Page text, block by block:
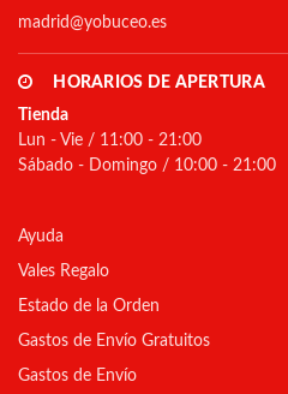
madrid@yobuceo.es
HORARIOS DE APERTURA
Tienda
Lun - Vie / 11:00 - 21:00
Sábado - Domingo / 10:00 - 21:00
Ayuda
Vales Regalo
Estado de la Orden
Gastos de Envío Gratuitos
Gastos de Envío